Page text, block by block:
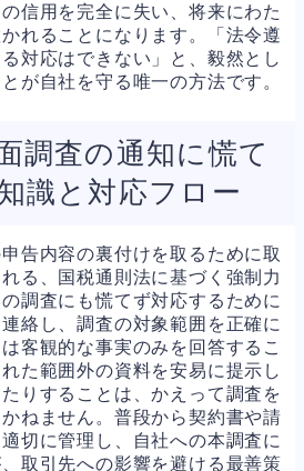
信用を完全に失い、将来にわた
れることになります。「法令遵
対応はできない」と、毅然とし
が自社を守る唯一の方法です。
調査の通知に慌て
識と対応フロー
告内容の裏付けを取るために取
る、国税通則法に基づく強制力
調査にも慌てず対応するために
絡し、調査の対象範囲を正確に
客観的な事実のみを回答するこ
た範囲外の資料を安易に提示し
りすることは、かえって調査を
ねません。普段から契約書や請
切に管理し、自社への本調査に
取引先への影響を避ける最善策